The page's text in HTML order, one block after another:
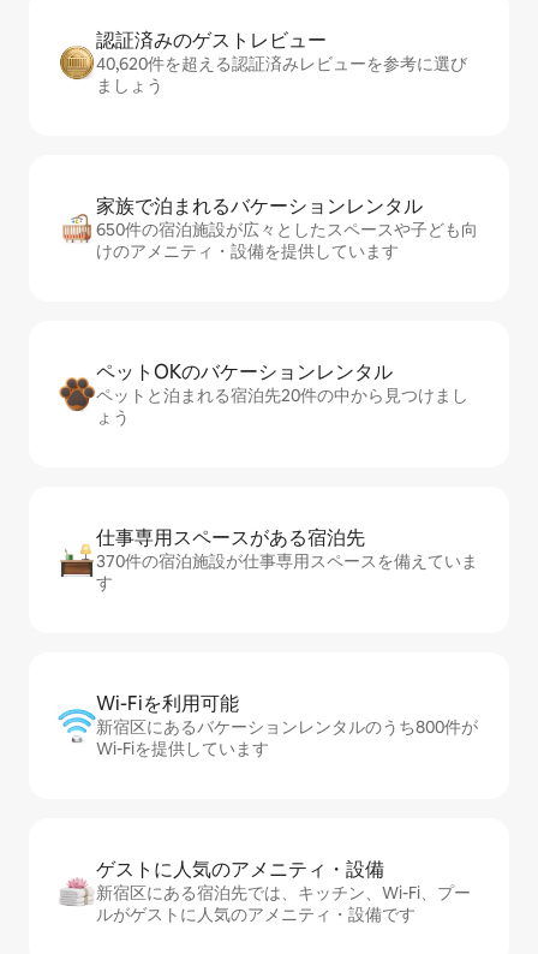
認証済みのゲ⁠ス⁠ト⁠レ⁠ビ⁠ュ⁠ー
40,620件を超える認証済みレビューを参考に選び
ましょう
家族で泊まれるバ⁠ケ⁠ー⁠シ⁠ョ⁠ンレ⁠ン⁠タ⁠ル
650件の宿泊施設が広々としたスペースや子ども向
けのアメニティ・設備を提供しています
ペットOKのバ⁠ケ⁠ー⁠シ⁠ョ⁠ンレ⁠ン⁠タ⁠ル
ペットと泊まれる宿泊先20件の中から見つけまし
ょう
仕事専用ス⁠ペ⁠ー⁠スがあ⁠る宿⁠泊⁠先
370件の宿泊施設が仕事専用スペースを備えていま
す
Wi-Fiを利⁠用⁠可⁠能
新宿区にあるバケーションレンタルのうち800件が
Wi-Fiを提供しています
ゲストに人⁠気⁠のア⁠メ⁠ニ⁠テ⁠ィ・設⁠備
新宿区にある宿泊先では、キッチン、Wi-Fi、プー
ルがゲストに人気のアメニティ・設備です